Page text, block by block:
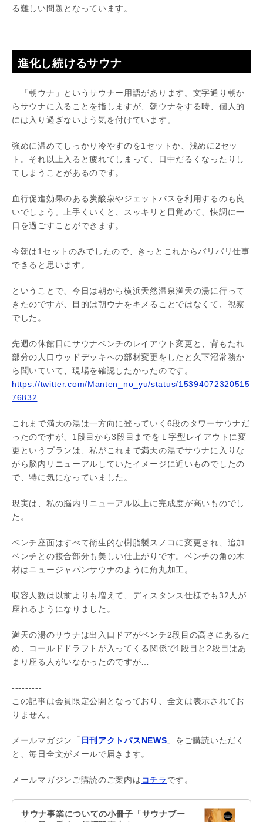
る難しい問題となっています。
進化し続けるサウナ
「朝ウナ」というサウナー用語があります。文字通り朝か
らサウナに入ることを指しますが、朝ウナをする時、個人的
には入り過ぎないよう気を付けています。
強めに温めてしっかり冷やすのを1セットか、浅めに2セッ
ト。それ以上入ると疲れてしまって、日中だるくなったりし
てしまうことがあるのです。
血行促進効果のある炭酸泉やジェットバスを利用するのも良
いでしょう。上手くいくと、スッキリと目覚めて、快調に一
日を過ごすことができます。
今朝は1セットのみでしたので、きっとこれからバリバリ仕事
できると思います。
ということで、今日は朝から横浜天然温泉満天の湯に行って
きたのですが、目的は朝ウナをキメることではなくて、視察
でした。
先週の休館日にサウナベンチのレイアウト変更と、背もたれ
部分の人口ウッドデッキへの部材変更をしたと久下沼常務か
ら聞いていて、現場を確認したかったのです。
https://twitter.com/Manten_no_yu/status/15394072320515
76832
これまで満天の湯は一方向に登っていく6段のタワーサウナだ
ったのですが、1段目から3段目までをＬ字型レイアウトに変
更というプランは、私がこれまで満天の湯でサウナに入りな
がら脳内リニューアルしていたイメージに近いものでしたの
で、特に気になっていました。
現実は、私の脳内リニューアル以上に完成度が高いものでし
た。
ベンチ座面はすべて衛生的な樹脂製スノコに変更され、追加
ベンチとの接合部分も美しい仕上がりです。ベンチの角の木
材はニュージャパンサウナのように角丸加工。
収容人数は以前よりも増えて、ディスタンス仕様でも32人が
座れるようになりました。
満天の湯のサウナは出入口ドアがベンチ2段目の高さにあるた
め、コールドドラフトが入ってくる関係で1段目と2段目はあ
まり座る人がいなかったのですが…
---------
この記事は会員限定公開となっており、全文は表示されてお
りません。
メールマガジン「 日刊アクトパスNEWS 」をご購読いただく
と、毎日全文がメールで届きます。
メールマガジンご購読のご案内は コチラ です。
サウナ事業についての小冊子「サウナブー